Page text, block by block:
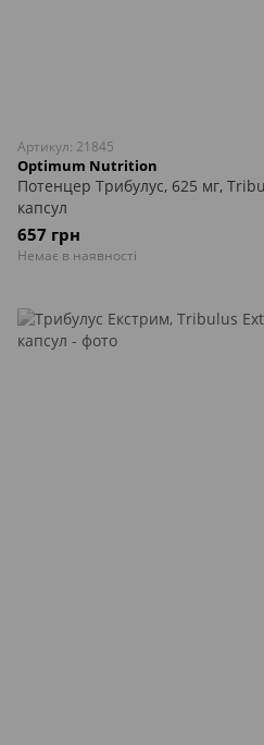
Артикул: 21845
Optimum Nutrition
Потенцер Трибулус, 625 мг,
капсул
657 грн
Немає в наявності